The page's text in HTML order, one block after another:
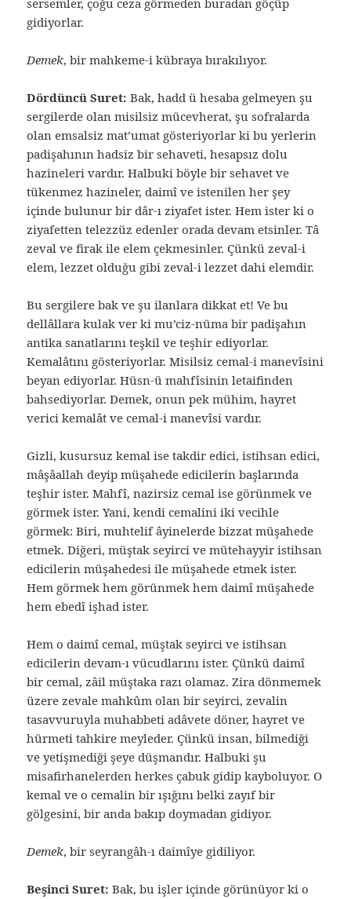
sersemler, çoğu ceza görmeden buradan göçüp
gidiyorlar.
Demek, bir mahkeme-i kübraya bırakılıyor.
Dördüncü Suret: Bak, hadd ü hesaba gelmeyen şu
sergilerde olan misilsiz mücevherat, şu sofralarda
olan emsalsiz mat’umat gösteriyorlar ki bu yerlerin
padişahının hadsiz bir sehaveti, hesapsız dolu
hazineleri vardır. Halbuki böyle bir sehavet ve
tükenmez hazineler, daimî ve istenilen her şey
içinde bulunur bir dâr-ı ziyafet ister. Hem ister ki o
ziyafetten telezzüz edenler orada devam etsinler. Tâ
zeval ve firak ile elem çekmesinler. Çünkü zeval-i
elem, lezzet olduğu gibi zeval-i lezzet dahi elemdir.
Bu sergilere bak ve şu ilanlara dikkat et! Ve bu
dellâllara kulak ver ki mu’ciz-nüma bir padişahın
antika sanatlarını teşkil ve teşhir ediyorlar.
Kemalâtını gösteriyorlar. Misilsiz cemal-i manevîsini
beyan ediyorlar. Hüsn-ü mahfîsinin letaifinden
bahsediyorlar. Demek, onun pek mühim, hayret
verici kemalât ve cemal-i manevîsi vardır.
Gizli, kusursuz kemal ise takdir edici, istihsan edici,
mâşâallah deyip müşahede edicilerin başlarında
teşhir ister. Mahfî, nazirsiz cemal ise görünmek ve
görmek ister. Yani, kendi cemalini iki vecihle
görmek: Biri, muhtelif âyinelerde bizzat müşahede
etmek. Diğeri, müştak seyirci ve mütehayyir istihsan
edicilerin müşahedesi ile müşahede etmek ister.
Hem görmek hem görünmek hem daimî müşahede
hem ebedî işhad ister.
Hem o daimî cemal, müştak seyirci ve istihsan
edicilerin devam-ı vücudlarını ister. Çünkü daimî
bir cemal, zâil müştaka razı olamaz. Zira dönmemek
üzere zevale mahkûm olan bir seyirci, zevalin
tasavvuruyla muhabbeti adâvete döner, hayret ve
hürmeti tahkire meyleder. Çünkü insan, bilmediği
ve yetişmediği şeye düşmandır. Halbuki şu
misafirhanelerden herkes çabuk gidip kayboluyor. O
kemal ve o cemalin bir ışığını belki zayıf bir
gölgesini, bir anda bakıp doymadan gidiyor.
Demek, bir seyrangâh-ı daimîye gidiliyor.
Beşinci Suret: Bak, bu işler içinde görünüyor ki o